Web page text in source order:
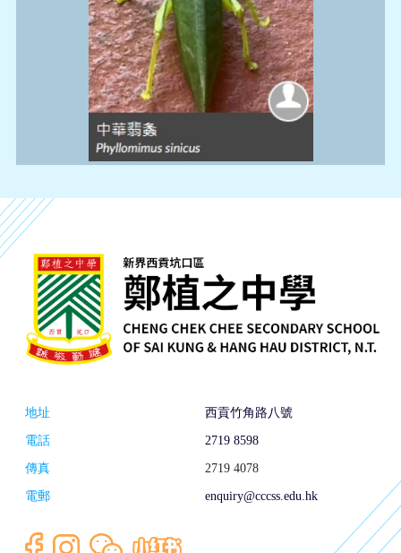
地址
西貢竹角路八號
電話
2719 8598
傳真
2719 4078
電郵
enquiry@cccss.edu.hk